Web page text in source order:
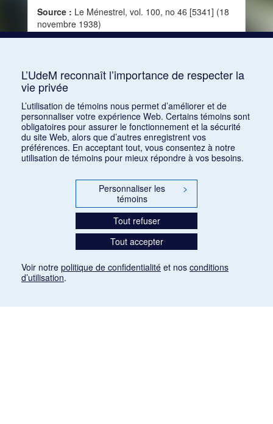
Source : Le Ménestrel, vol. 100, no 46 [5341] (18
novembre 1938)
Mots clés :Instinct, Sensibilité, Émotion,
L’UdeM reconnaît l’importance de respecter la
vie privée
L’utilisation de témoins nous permet d’améliorer et de
personnaliser votre expérience Web. Certains témoins sont
obligatoires pour assurer le fonctionnement et la sécurité
du site Web, alors que d’autres enregistrent vos
préférences. En acceptant tout, vous consentez à notre
utilisation de témoins pour mieux répondre à vos besoins.
Personnaliser les
témoins
>
Tout refuser
Tout accepter
Voir notre politique de confidentialité et nos conditions
d’utilisation.